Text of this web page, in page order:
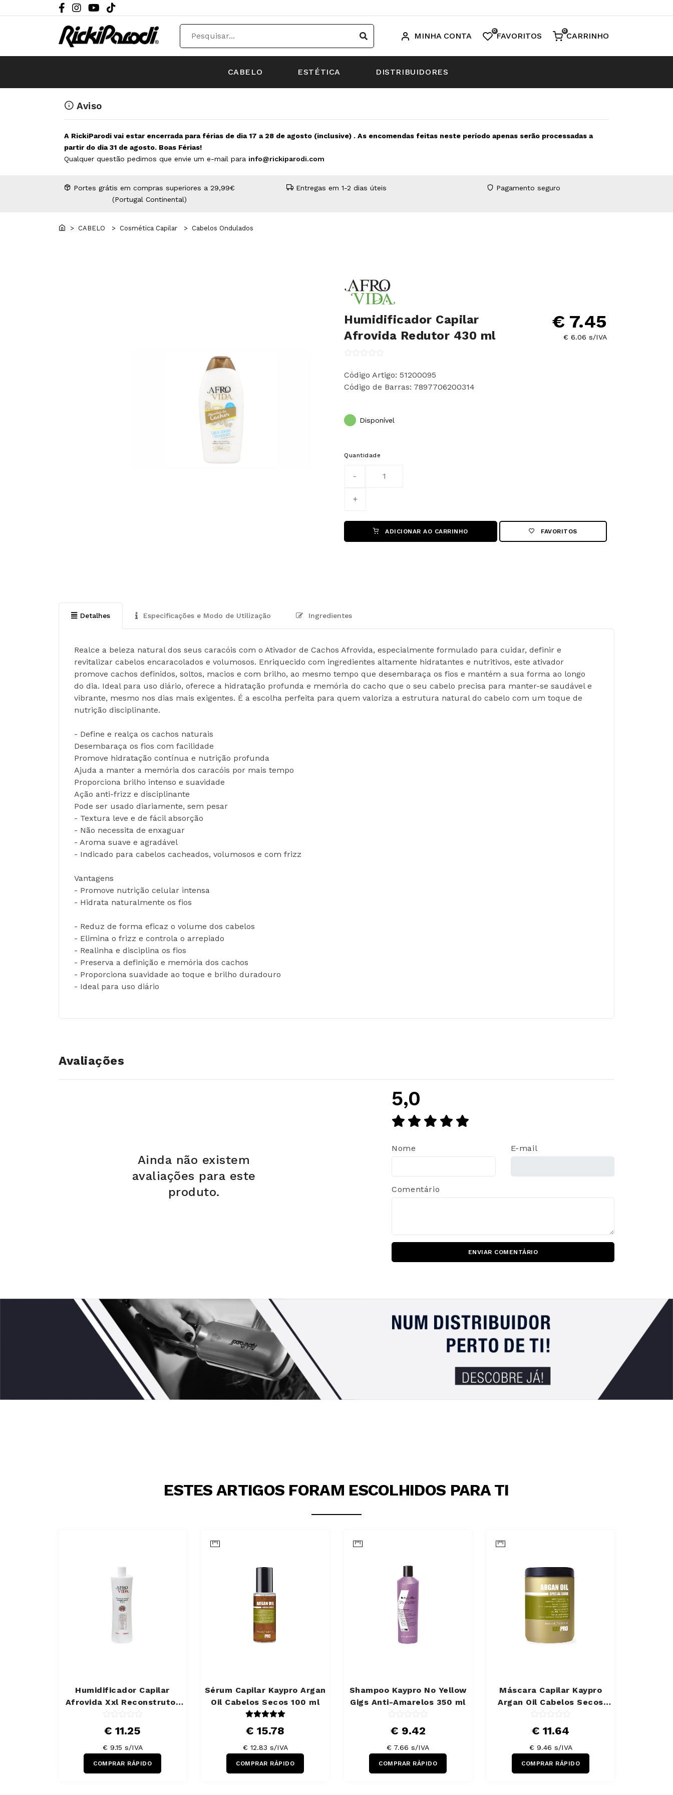
MINHA CONTA
0
FAVORITOS
0
CARRINHO
CABELO ESTÉTICA DISTRIBUIDORES
Aviso
A RickiParodi vai estar encerrada para férias de dia 17 a 28 de agosto (inclusive) . As encomendas feitas neste período apenas serão processadas a
partir do dia 31 de agosto. Boas Férias!
Qualquer questão pedimos que envie um e-mail para info@rickiparodi.com
Portes grátis em compras superiores a 29,99€
(Portugal Continental)
Entregas em 1-2 dias úteis Pagamento seguro
> CABELO > Cosmética Capilar > Cabelos Ondulados
Humidificador Capilar
Afrovida Redutor 430 ml
€ 7.45
€ 6.06 s/IVA
Código Artigo: 51200095
Código de Barras: 7897706200314
Disponível
Quantidade
ADICIONAR AO CARRINHO FAVORITOS
Detalhes Especificações e Modo de Utilização Ingredientes
Realce a beleza natural dos seus caracóis com o Ativador de Cachos Afrovida, especialmente formulado para cuidar, definir e
revitalizar cabelos encaracolados e volumosos. Enriquecido com ingredientes altamente hidratantes e nutritivos, este ativador
promove cachos definidos, soltos, macios e com brilho, ao mesmo tempo que desembaraça os fios e mantém a sua forma ao longo
do dia. Ideal para uso diário, oferece a hidratação profunda e memória do cacho que o seu cabelo precisa para manter-se saudável e
vibrante, mesmo nos dias mais exigentes. É a escolha perfeita para quem valoriza a estrutura natural do cabelo com um toque de
nutrição disciplinante.
- Define e realça os cachos naturais
Desembaraça os fios com facilidade
Promove hidratação contínua e nutrição profunda
Ajuda a manter a memória dos caracóis por mais tempo
Proporciona brilho intenso e suavidade
Ação anti-frizz e disciplinante
Pode ser usado diariamente, sem pesar
- Textura leve e de fácil absorção
- Não necessita de enxaguar
- Aroma suave e agradável
- Indicado para cabelos cacheados, volumosos e com frizz
Vantagens
- Promove nutrição celular intensa
- Hidrata naturalmente os fios
- Reduz de forma eficaz o volume dos cabelos
- Elimina o frizz e controla o arrepiado
- Realinha e disciplina os fios
- Preserva a definição e memória dos cachos
- Proporciona suavidade ao toque e brilho duradouro
- Ideal para uso diário
Avaliações
Ainda não existem
avaliações para este
produto.
5,0
Nome E-mail
Comentário
ENVIAR COMENTÁRIO
ESTES ARTIGOS FORAM ESCOLHIDOS PARA TI
Humidificador Capilar
Afrovida Xxl Reconstrutor
€ 11.25
€ 9.15 s/IVA
COMPRAR RÁPIDO
Sérum Capilar Kaypro Argan
Oil Cabelos Secos 100 ml
€ 15.78
€ 12.83 s/IVA
COMPRAR RÁPIDO
Shampoo Kaypro No Yellow
Gigs Anti-Amarelos 350 ml
€ 9.42
€ 7.66 s/IVA
COMPRAR RÁPIDO
Máscara Capilar Kaypro
Argan Oil Cabelos Secos
€ 11.64
€ 9.46 s/IVA
COMPRAR RÁPIDO